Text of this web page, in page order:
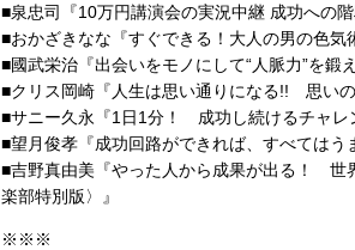
■泉忠司『10万円講演会の実況中継 成功への
■おかざきなな『すぐできる！大人の男の色気
■國武栄治『出会いをモノにして“人脈力”を鍛
■クリス岡崎『人生は思い通りになる!! 思いの
■サニー久永『1日1分！ 成功し続けるチャレ
■望月俊孝『成功回路ができれば、すべてはう
■吉野真由美『やった人から成果が出る！
楽部特別版〉』
※※※